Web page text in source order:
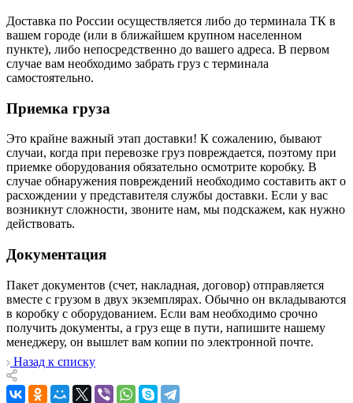
Доставка по России осуществляется либо до терминала ТК в
вашем городе (или в ближайшем крупном населенном
пункте), либо непосредственно до вашего адреса. В первом
случае вам необходимо забрать груз с терминала
самостоятельно.
Приемка груза
Это крайне важный этап доставки! К сожалению, бывают
случаи, когда при перевозке груз повреждается, поэтому при
приемке оборудования обязательно осмотрите коробку. В
случае обнаружения повреждений необходимо составить акт о
расхождении у представителя службы доставки. Если у вас
возникнут сложности, звоните нам, мы подскажем, как нужно
действовать.
Документация
Пакет документов (счет, накладная, договор) отправляется
вместе с грузом в двух экземплярах. Обычно он вкладываются
в коробку с оборудованием. Если вам необходимо срочно
получить документы, а груз еще в пути, напишите нашему
менеджеру, он вышлет вам копии по электронной почте.
Назад к списку